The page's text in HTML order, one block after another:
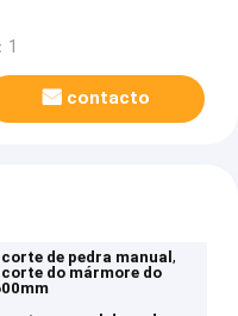
1
contacto
de pedra manual,
do mármore do